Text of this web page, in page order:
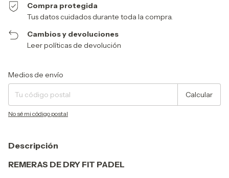
Compra protegida
Tus datos cuidados durante toda la compra.
Cambios y devoluciones
Leer políticas de devolución
Entregas para el CP:
Medios de envío
Calcular
No sé mi código postal
Descripción
REMERAS DE DRY FIT PADEL